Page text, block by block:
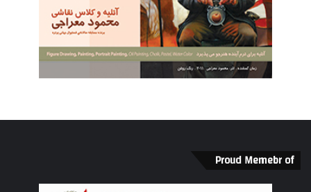
Proud Memebr of